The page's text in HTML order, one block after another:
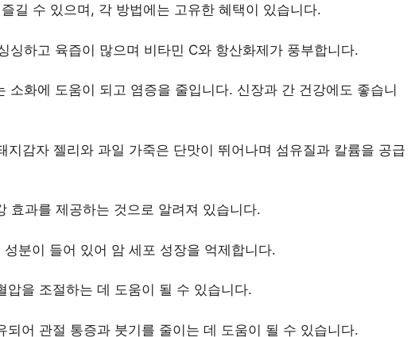
길 수 있으며, 각 방법에는 고유한 혜택이 있습니다.
싱하고 육즙이 많으며 비타민 C와 항산화제가 풍부합니다.
소화에 도움이 되고 염증을 줄입니다. 신장과 간 건강에도 좋습니
지감자 젤리와 과일 가죽은 단맛이 뛰어나며 섬유질과 칼륨을 공급
효과를 제공하는 것으로 알려져 있습니다.
분이 들어 있어 암 세포 성장을 억제합니다.
압을 조절하는 데 도움이 될 수 있습니다.
되어 관절 통증과 붓기를 줄이는 데 도움이 될 수 있습니다.